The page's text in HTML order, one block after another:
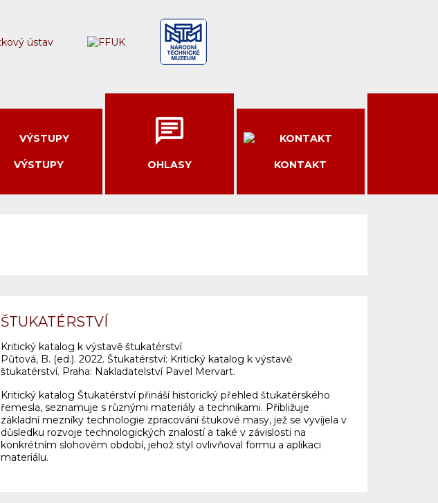
VÝSTUPY OHLASY KONTAKT
ŠTUKATÉRSTVÍ
Kritický katalog k výstavě štukatérství
Půtová, B. (ed.). 2022. Štukatérství: Kritický katalog k výstavě
štukatérství. Praha: Nakladatelství Pavel Mervart.
Kritický katalog Štukatérství přináší historický přehled štukatérského
řemesla, seznamuje s různými materiály a technikami. Přibližuje
základní mezníky technologie zpracování štukové masy, jež se vyvíjela v
důsledku rozvoje technologických znalostí a také v závislosti na
konkrétním slohovém období, jehož styl ovlivňoval formu a aplikaci
materiálu.